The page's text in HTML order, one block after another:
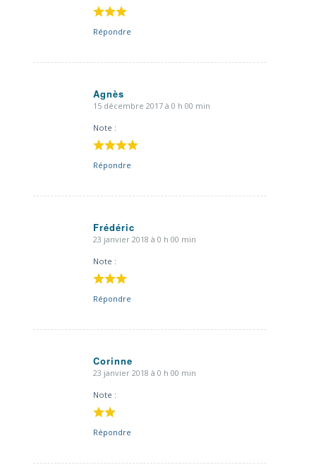
Répondre
Agnès
dit
15 décembre 2017 à 0 h 00 min
Note :
Répondre
Frédéric
dit
23 janvier 2018 à 0 h 00 min
Note :
Répondre
Corinne
dit
23 janvier 2018 à 0 h 00 min
Note :
Répondre